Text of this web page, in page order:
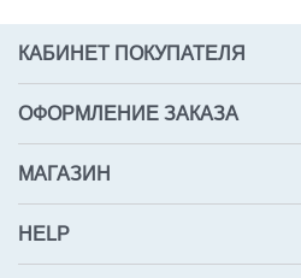
КАБИНЕТ ПОКУПАТЕЛЯ
ОФОРМЛЕНИЕ ЗАКАЗА
МАГАЗИН
HELP